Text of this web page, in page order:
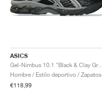
ASICS
Hombre / Estilo deportivo / Zapatos
€118,99